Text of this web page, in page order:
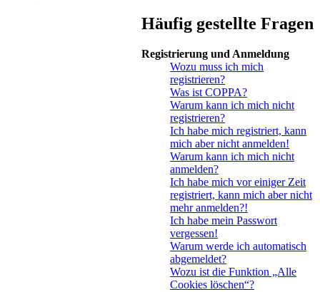
Häufig gestellte Fragen
Registrierung und Anmeldung
Wozu muss ich mich
registrieren?
Was ist COPPA?
Warum kann ich mich nicht
registrieren?
Ich habe mich registriert, kann
mich aber nicht anmelden!
Warum kann ich mich nicht
anmelden?
Ich habe mich vor einiger Zeit
registriert, kann mich aber nicht
mehr anmelden?!
Ich habe mein Passwort
vergessen!
Warum werde ich automatisch
abgemeldet?
Wozu ist die Funktion „Alle
Cookies löschen“?